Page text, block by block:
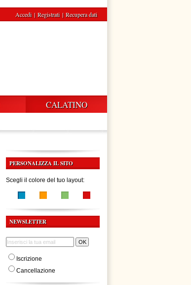
Accedi | Registrati | Recupera dati
CALATINO
PERSONALIZZA IL SITO
Scegli il colore del tuo layout:
NEWSLETTER
Iscrizione
Cancellazione